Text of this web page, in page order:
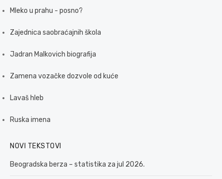
Mleko u prahu - posno?
Zajednica saobraćajnih škola
Jadran Malkovich biografija
Zamena vozačke dozvole od kuće
Lavaš hleb
Ruska imena
NOVI TEKSTOVI
Beogradska berza – statistika za jul 2026.